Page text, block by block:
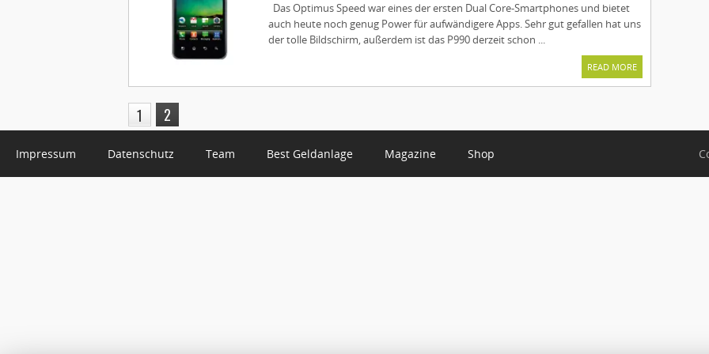
Das Optimus Speed war eines der ersten Dual Core-Smartphones und bietet
auch heute noch genug Power für aufwändigere Apps. Sehr gut gefallen hat uns
der tolle Bildschirm, außerdem ist das P990 derzeit schon ...
READ MORE
1 2
Impressum Datenschutz Team Best Geldanlage Magazine Shop